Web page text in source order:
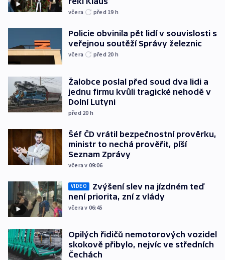
včera před 19 h
Policie obvinila pět lidí v souvislosti s
veřejnou soutěží Správy železnic
včera před 20 h
Žalobce poslal před soud dva lidi a
jednu firmu kvůli tragické nehodě v
Dolní Lutyni
před 20 h
Šéf ČD vrátil bezpečnostní prověrku,
ministr to nechá prověřit, píší
Seznam Zprávy
včera v 09:06
VIDEO
Zvýšení slev na jízdném teď
není priorita, zní z vlády
včera v 06:45
Opilých řidičů nemotorových vozidel
skokově přibylo, nejvíc ve středních
Čechách